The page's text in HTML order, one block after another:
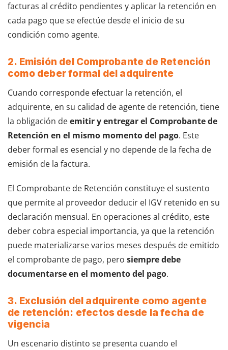
facturas al crédito pendientes y aplicar la retención en
cada pago que se efectúe desde el inicio de su
condición como agente.
2. Emisión del Comprobante de Retención
como deber formal del adquirente
Cuando corresponde efectuar la retención, el
adquirente, en su calidad de agente de retención, tiene
la obligación deemitir y entregar el Comprobante de
Retención en el mismo momento del pago. Este
deber formal es esencial y no depende de la fecha de
emisión de la factura.
El Comprobante de Retención constituye el sustento
que permite al proveedor deducir el IGV retenido en su
declaración mensual. En operaciones al crédito, este
deber cobra especial importancia, ya que la retención
puede materializarse varios meses después de emitido
el comprobante de pago, pero siempre debe
documentarse en el momento del pago.
3. Exclusión del adquirente como agente
de retención: efectos desde la fecha de
vigencia
Un escenario distinto se presenta cuando el